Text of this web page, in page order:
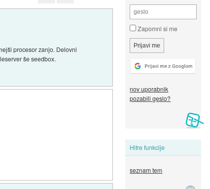
Zapomni si me
nov uporabnik
pozabili geslo?
Hitre funkcije
seznam tem
procesor zanjo. Delovni
še seedbox.